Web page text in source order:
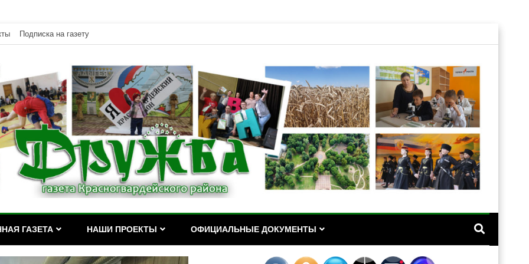
Подписка на газету
района РА
ГАЗЕТА НАШИ ПРОЕКТЫ ОФИЦИАЛЬНЫЕ ДОКУМЕНТЫ